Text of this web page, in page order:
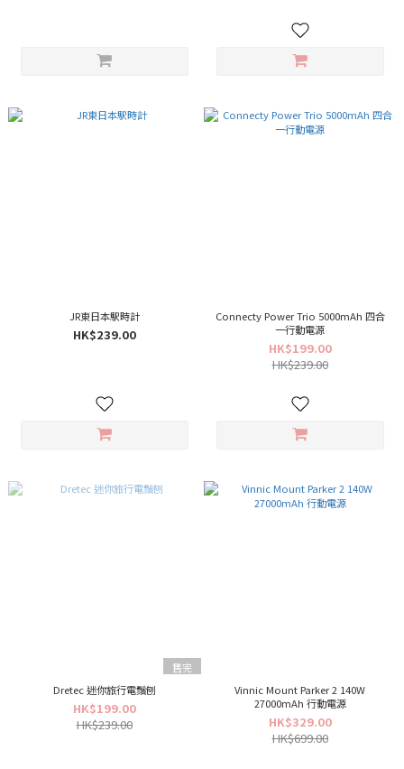
JR東日本駅時計
HK$239.00
Connecty Power Trio 5000mAh 四合
一行動電源
HK$199.00
HK$239.00
售完
Dretec 迷你旅行電鬚刨
HK$199.00
HK$239.00
Vinnic Mount Parker 2 140W
27000mAh 行動電源
HK$329.00
HK$699.00